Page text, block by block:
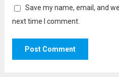
Save my name, email, and
next time I comment.